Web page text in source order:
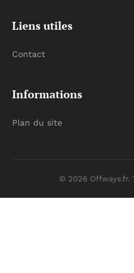
Liens utiles
Contact
Informations
Plan du site
© 2026 Offways.fr.